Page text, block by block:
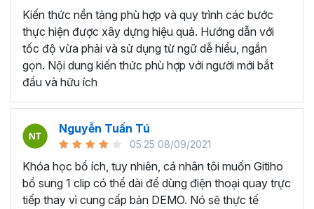
Quay giới thiệu sản phẩm Twister
Kiến thức nền tảng phù hợp và quy trình các bước
thực hiện được xây dựng hiệu quả. Hướng dẫn với
tốc độ vừa phải và sử dụng từ ngữ dễ hiểu, ngắn
gọn. Nội dung kiến thức phù hợp với người mới bắt
đầu và hữu ích
Nguyễn Tuấn Tú
05:25 08/09/2021
Khóa học bổ ích, tuy nhiên, cá nhân tôi muốn Gitiho
bổ sung 1 clip có thể dài để dùng điện thoại quay trực
tiếp thay vì cung cấp bản DEMO. Nó sẽ thực tế